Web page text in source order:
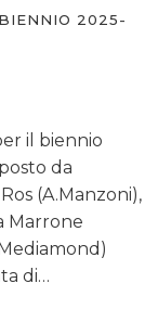
2025-
il biennio
da
(A.Manzoni),
Marrone
di…